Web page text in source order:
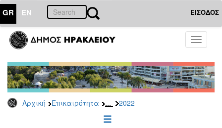
GR EN ΕΙΣΟΔΟΣ
Toggle
Αρχική Επικαιρότητα ... 2022
ΕΠΙΚΑΙΡΟΤΗΤΑ
Τύπου
Αρχείο
2026
2025